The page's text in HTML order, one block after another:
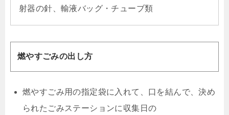
射器の針、輸液バッグ・チューブ類
燃やすごみの出し方
燃やすごみ用の指定袋に入れて、口を結んで、決め
られたごみステーションに収集日の